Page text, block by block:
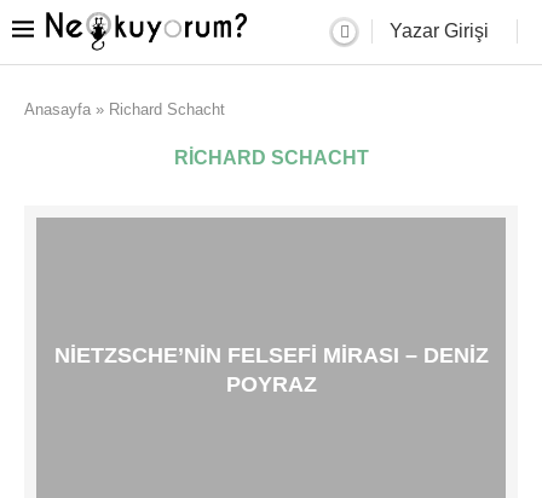
Yazar Girişi
Anasayfa » Richard Schacht
RICHARD SCHACHT
NIETZSCHE’NIN FELSEFI MIRASI – DENIZ
POYRAZ